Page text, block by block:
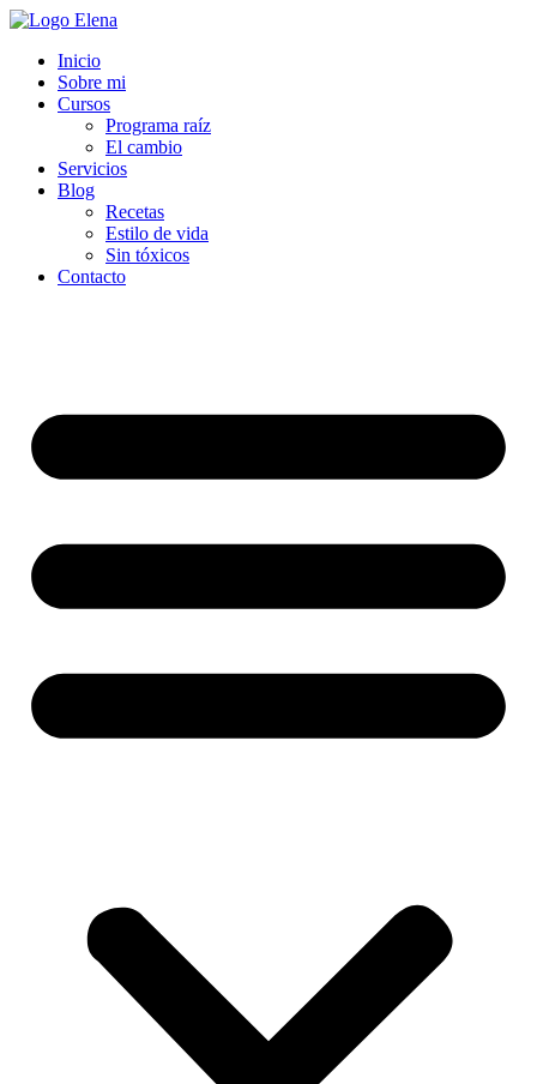
Inicio
Sobre mi
Cursos
Programa raíz
El cambio
Servicios
Blog
Recetas
Estilo de vida
Sin tóxicos
Contacto